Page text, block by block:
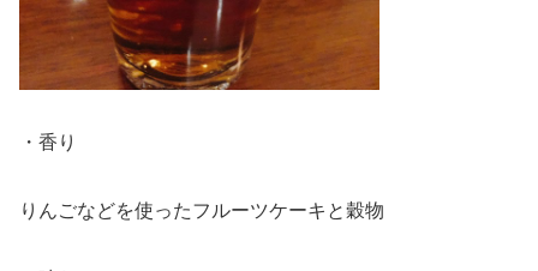
・香り
りんごなどを使ったフルーツケーキと穀物